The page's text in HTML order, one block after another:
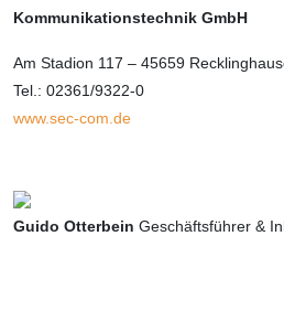
Kommunikationstechnik GmbH
Am Stadion 117 – 45659
Tel.: 02361/9322-0
www.sec-com.de
Guido Otterbein Geschäftsführer &